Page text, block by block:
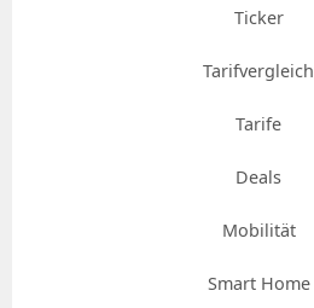
Ticker
Tarifvergleich
Tarife
Deals
Mobilität
Smart Home